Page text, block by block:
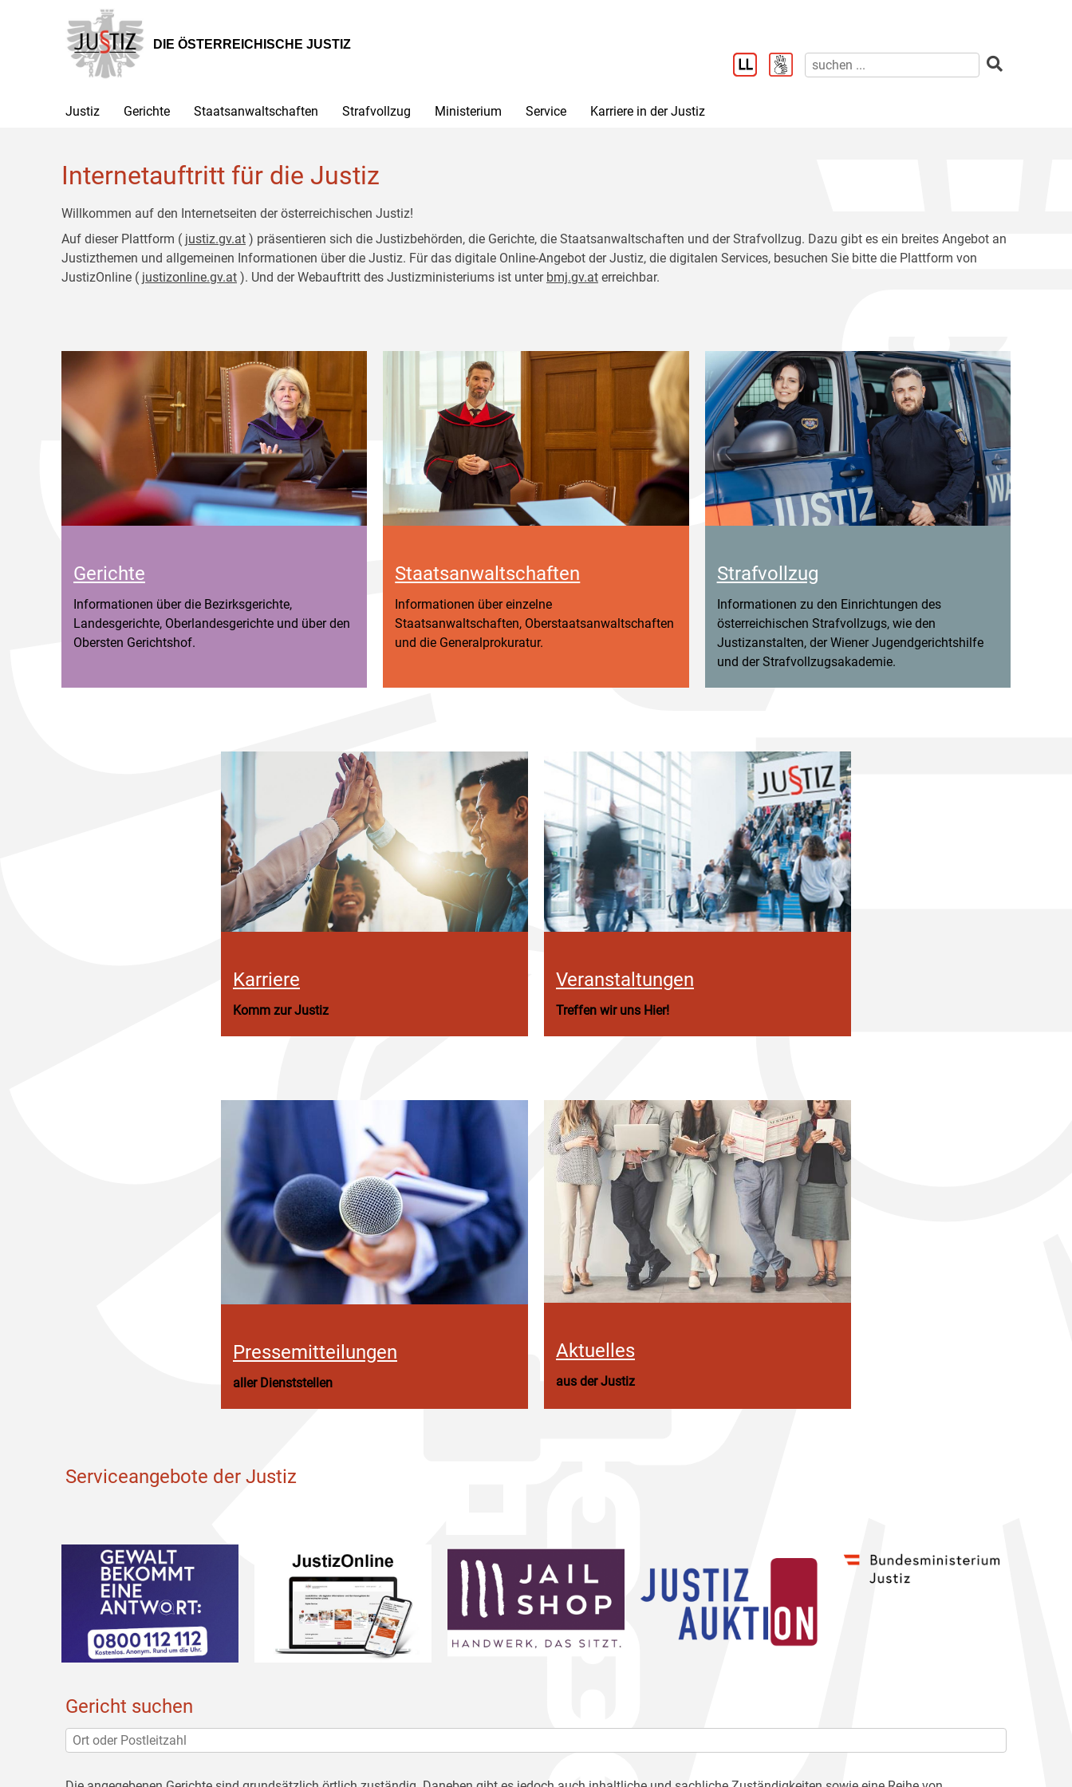
Hauptnavigation
[1]
Inhalt
[2]
DIE ÖSTERREICHISCHE JUSTIZ
Justiz Gerichte Staatsanwaltschaften Strafvollzug Ministerium Service Karriere in der Justiz
Internetauftritt für die Justiz
Willkommen auf den Internetseiten der österreichischen Justiz!
Auf dieser Plattform ( justiz.gv.at ) präsentieren sich die Justizbehörden, die Gerichte, die Staatsanwaltschaften und der Strafvollzug. Dazu gibt es ein breites Angebot an
Justizthemen und allgemeinen Informationen über die Justiz. Für das digitale Online-Angebot der Justiz, die digitalen Services, besuchen Sie bitte die Plattform von
JustizOnline ( justizonline.gv.at ). Und der Webauftritt des Justizministeriums ist unter bmj.gv.at erreichbar.
Gerichte
Informationen über die Bezirksgerichte,
Landesgerichte, Oberlandesgerichte und über den
Obersten Gerichtshof.
Staatsanwaltschaften
Informationen über einzelne
Staatsanwaltschaften, Oberstaatsanwaltschaften
und die Generalprokuratur.
Strafvollzug
Informationen zu den Einrichtungen des
österreichischen Strafvollzugs, wie den
Justizanstalten, der Wiener Jugendgerichtshilfe
und der Strafvollzugsakademie.
Karriere
Komm zur Justiz
Veranstaltungen
Treffen wir uns Hier!
Pressemitteilungen
aller Dienststellen
Aktuelles
aus der Justiz
Serviceangebote der Justiz
Gericht suchen